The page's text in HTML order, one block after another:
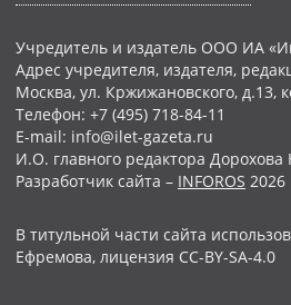
Учредитель и издатель ООО ИА
Адрес учредителя, издателя,
Москва, ул. Кржижановского, д.13,
Телефон: +7 (495) 718-84-11
E-mail: info@ilet-gazeta.ru
И.О. главного редактора Дорохова
Разработчик сайта – INFOROS 2026
В титульной части сайта
Ефремова, лицензия CC-BY-SA-4.0